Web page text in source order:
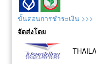
ขั้นตอนการชำระเงิน >>>
จัดส่งโดย